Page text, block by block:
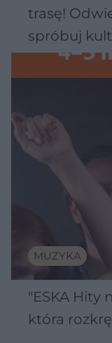
trasę!
spróbuj
Wawelu
MUZYKA
"ESKA Hity
która